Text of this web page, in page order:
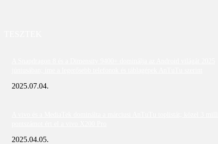
2025.07.04.
2025.04.05.